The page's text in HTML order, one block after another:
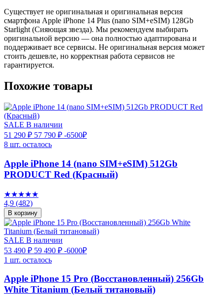
Существует не оригинальная и оригинальная версия
смартфона Apple iPhone 14 Plus (nano SIM+eSIM) 128Gb
Starlight (Сияющая звезда). Мы рекомендуем выбирать
оригинальной версию — она полностью адаптирована и
поддерживает все сервисы. Не оригинальная версия может
стоить дешевле, но корректная работа сервисов не
гарантируется.
Похожие товары
SALE В наличии
51 290 ₽ 57 790 ₽ -6500₽
8 шт. осталось
Apple iPhone 14 (nano SIM+eSIM) 512Gb
PRODUCT Red (Красный)
★★★★★
4,9 (482)
В корзину
SALE В наличии
53 490 ₽ 59 490 ₽ -6000₽
1 шт. осталось
Apple iPhone 15 Pro (Восстановленный) 256Gb
White Titanium (Белый титановый)